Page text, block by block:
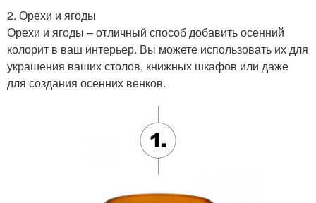
2. Орехи и ягоды
Орехи и ягоды – отличный способ добавить осенний
колорит в ваш интерьер. Вы можете использовать их для
украшения ваших столов, книжных шкафов или даже
для создания осенних венков.